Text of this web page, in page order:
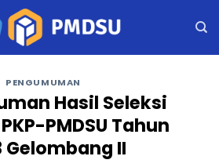
PENGUMUMAN
Hasil Seleksi
PMDSU Tahun
Gelombang II